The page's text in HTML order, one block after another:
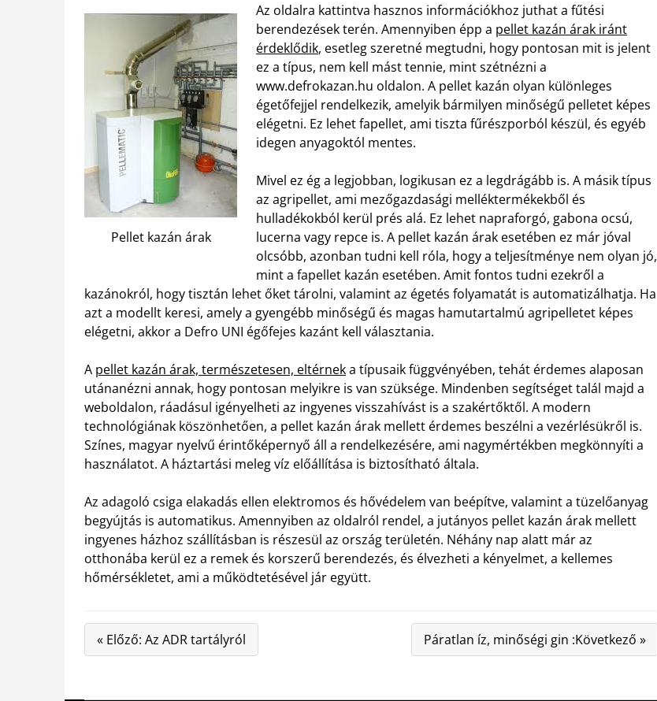
Pellet kazán árak
Az oldalra kattintva hasznos információkhoz juthat a fűtési
berendezések terén. Amennyiben épp a pellet kazán árak iránt
érdeklődik, esetleg szeretné megtudni, hogy pontosan mit is jelent
ez a típus, nem kell mást tennie, mint szétnézni a
www.defrokazan.hu oldalon. A pellet kazán olyan különleges
égetőfejjel rendelkezik, amelyik bármilyen minőségű pelletet képes
elégetni. Ez lehet fapellet, ami tiszta fűrészporból készül, és egyéb
idegen anyagoktól mentes.
Mivel ez ég a legjobban, logikusan ez a legdrágább is. A másik típus
az agripellet, ami mezőgazdasági melléktermékekből és
hulladékokból kerül prés alá. Ez lehet napraforgó, gabona ocsú,
lucerna vagy repce is. A pellet kazán árak esetében ez már jóval
olcsóbb, azonban tudni kell róla, hogy a teljesítménye nem olyan jó,
mint a fapellet kazán esetében. Amit fontos tudni ezekről a
kazánokról, hogy tisztán lehet őket tárolni, valamint az égetés folyamatát is automatizálhatja. Ha
azt a modellt keresi, amely a gyengébb minőségű és magas hamutartalmú agripelletet képes
elégetni, akkor a Defro UNI égőfejes kazánt kell választania.
A pellet kazán árak, természetesen, eltérneka típusaik függvényében, tehát érdemes alaposan
utánanézni annak, hogy pontosan melyikre is van szüksége. Mindenben segítséget talál majd a
weboldalon, ráadásul igényelheti az ingyenes visszahívást is a szakértőktől. A modern
technológiának köszönhetően, a pellet kazán árak mellett érdemes beszélni a vezérlésükről is.
Színes, magyar nyelvű érintőképernyő áll a rendelkezésére, ami nagymértékben megkönnyíti a
használatot. A háztartási meleg víz előállítása is biztosítható általa.
Az adagoló csiga elakadás ellen elektromos és hővédelem van beépítve, valamint a tüzelőanyag
begyújtás is automatikus. Amennyiben az oldalról rendel, a jutányos pellet kazán árak mellett
ingyenes házhoz szállításban is részesül az ország területén. Néhány nap alatt már az
otthonába kerül ez a remek és korszerű berendezés, és élvezheti a kényelmet, a kellemes
hőmérsékletet, ami a működtetésével jár együtt.
« Előző: Az ADR tartályról Páratlan íz, minőségi gin :Következő »